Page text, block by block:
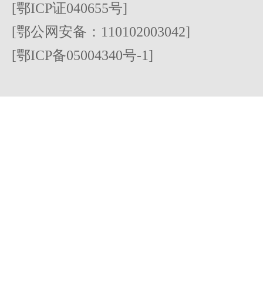
[鄂ICP证040655号]
[鄂公网安备：110102003042]
[鄂ICP备05004340号-1]